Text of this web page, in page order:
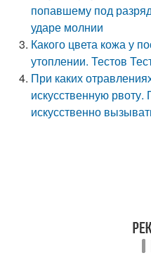
попавшему под
ударе молнии
Какого цвета кожа у
утоплении. Тестов
При каких
искусственную рвоту.
искусственно